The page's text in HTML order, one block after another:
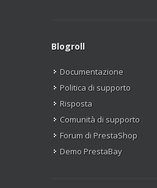
Blogroll
Documentazione
Politica di supporto
Risposta
Comunità di supporto
Forum di PrestaShop
Demo PrestaBay